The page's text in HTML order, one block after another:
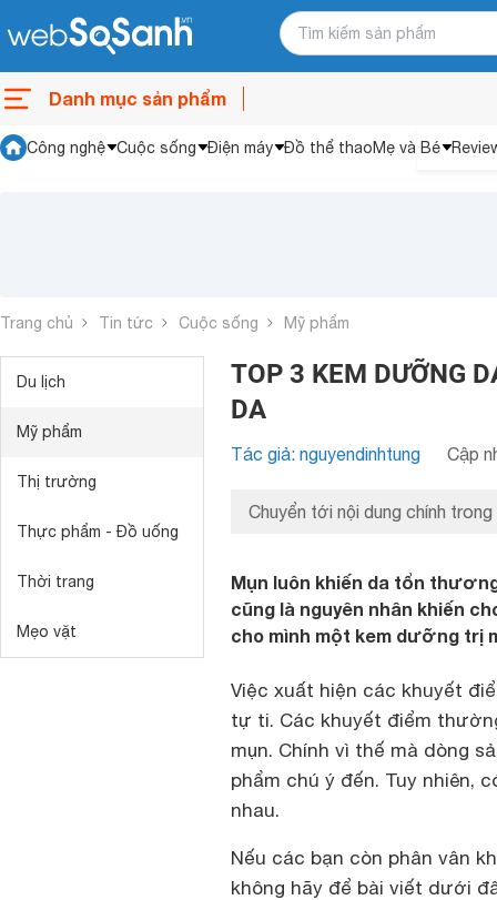
Danh mục sản phẩm
Công nghệ Cuộc sống Điện máy Đồ thể thaoMẹ và Bé
Trang chủ Tin tức Cuộc sống Mỹ phẩm
Du lịch
Mỹ phẩm
Thị trường
Thực phẩm - Đồ uống
Thời trang
Mẹo vặt
TOP 3 KEM DƯỠNG
DA
Tác giả: nguyendinhtung Cập
Chuyển tới nội dung chính trong
Mụn luôn khiến da tổn
cũng là nguyên nhân khiến
cho mình một kem dưỡng trị
Việc xuất hiện các khuyết
tự ti. Các khuyết điểm
mụn. Chính vì thế mà dòng
phẩm chú ý đến. Tuy nhiên,
nhau.
Nếu các bạn còn phân vân
không hãy để bài viết dưới